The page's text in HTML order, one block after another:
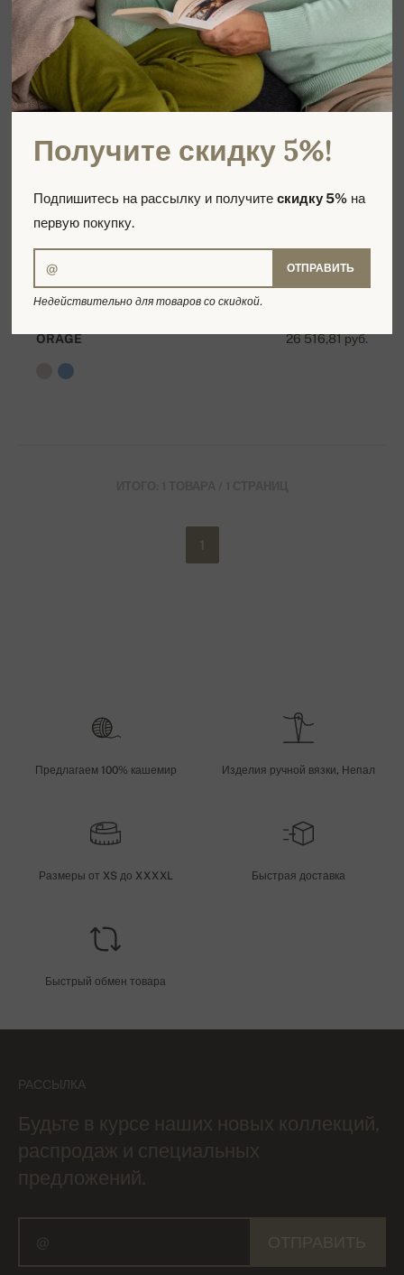
26 516,81 руб.
ORAGE
Предлагаем 100% кашемир Изделия ручной вязки, Непал
Размеры от XS до XXXXL Быстрая доставка
Быстрый обмен товара
РАССЫЛКА
Будьте в курсе наших новых коллекций,
распродаж и специальных
предложений.
Получите скидку 5%!
Подпишитесь на рассылку и получитескидку 5% на
первую покупку.
ОТПРАВИТЬ
Недействительно для товаров со скидкой.